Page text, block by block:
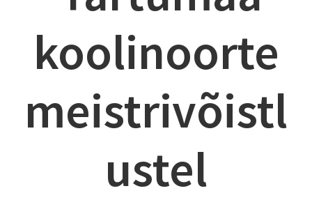
koolinoorte
meistrivõistl
ustel